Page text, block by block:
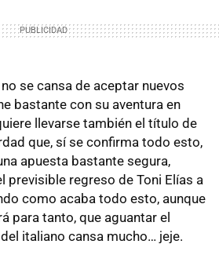
se cansa de aceptar nuevos
bastante con su aventura en
llevarse también el título de
que, sí se confirma todo esto,
apuesta bastante segura,
previsible regreso de Toni Elías a
como acaba todo esto, aunque
para tanto, que aguantar el
italiano cansa mucho… jeje.